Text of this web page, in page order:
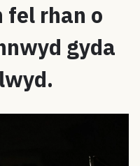
fel rhan o
gyda